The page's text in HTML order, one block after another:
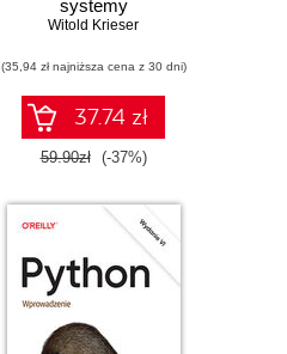
systemy
sterowania w
Witold Krieser
(35,94 zł najniższa cena z 30 dni)
37.74 zł
59.90zł (-37%)